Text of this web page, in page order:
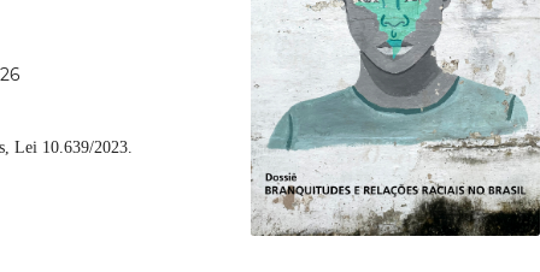
Lei 10.639/2023.